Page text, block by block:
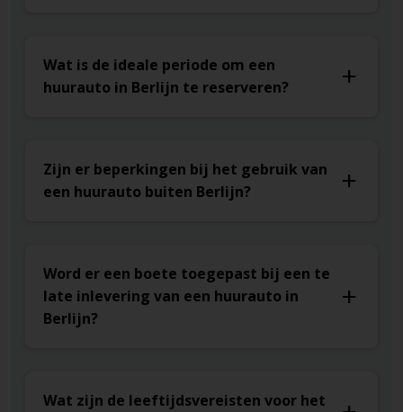
Wat is de ideale periode om een
huurauto in Berlijn te reserveren?
Zijn er beperkingen bij het gebruik van
een huurauto buiten Berlijn?
Word er een boete toegepast bij een te
late inlevering van een huurauto in
Berlijn?
Wat zijn de leeftijdsvereisten voor het